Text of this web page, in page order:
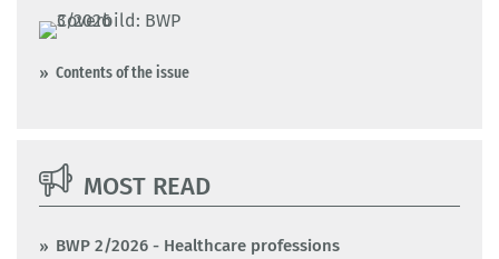
Contents of the issue
MOST READ
BWP 2/2026 - Healthcare professions